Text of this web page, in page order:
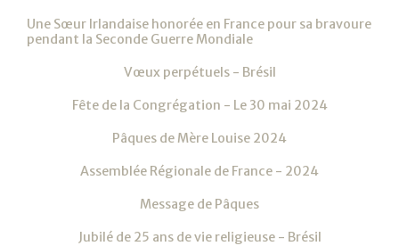
Une Sœur Irlandaise honorée en France pour sa bravoure
pendant la Seconde Guerre Mondiale
Vœux perpétuels - Brésil
Fête de la Congrégation - Le 30 mai 2024
Pâques de Mère Louise 2024
Assemblée Régionale de France - 2024
Message de Pâques
Jubilé de 25 ans de vie religieuse - Brésil